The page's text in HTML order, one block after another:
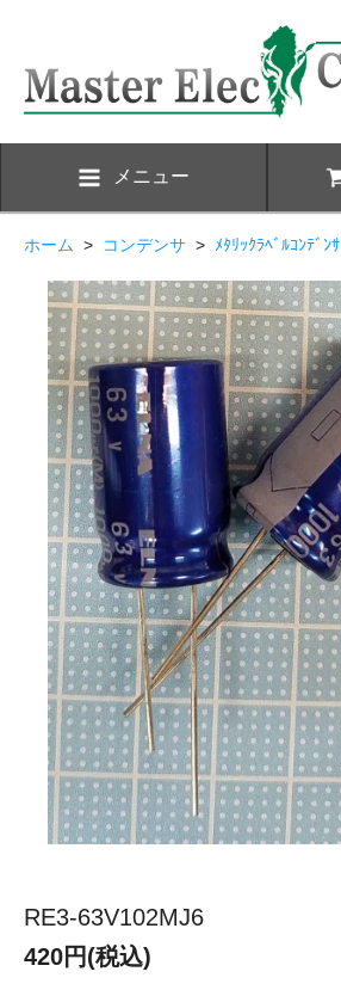
メニュー
ホーム > コンデンサ > ﾒﾀﾘｯｸﾗﾍﾞﾙｺﾝﾃﾞﾝｻ
RE3-63V102MJ6
420円(税込)